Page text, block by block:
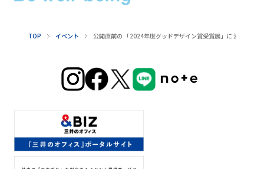
TOP イベント 公開直前の 「2024年度グッドデザイン賞受賞展」に 潜入して